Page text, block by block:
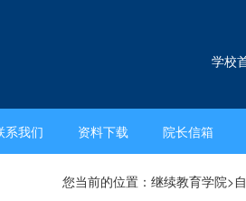
学校
系我们 资料下载 院长信箱
您当前的位置： 继续教育学院>